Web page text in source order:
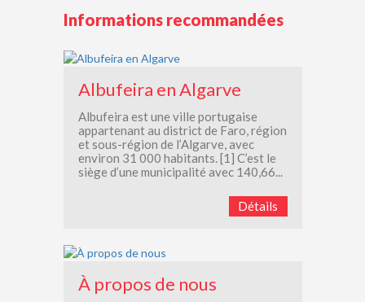
Informations recommandées
Albufeira en Algarve
Albufeira est une ville portugaise
appartenant au district de Faro, région
et sous-région de l’Algarve, avec
environ 31 000 habitants. [1] C’est le
siège d’une municipalité avec 140,66...
Détails
À propos de nous